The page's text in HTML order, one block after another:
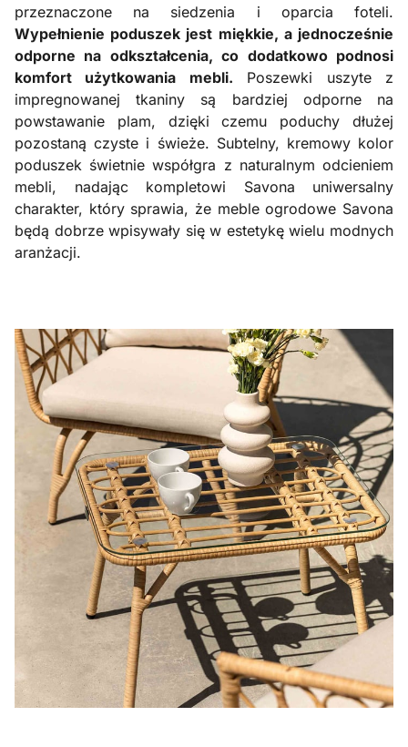
przeznaczone na siedzenia i oparcia foteli.
Wypełnienie poduszek jest miękkie, a jednocześnie
odporne na odkształcenia, co dodatkowo podnosi
komfort użytkowania mebli. Poszewki uszyte z
impregnowanej tkaniny są bardziej odporne na
powstawanie plam, dzięki czemu poduchy dłużej
pozostaną czyste i świeże. Subtelny, kremowy kolor
poduszek świetnie współgra z naturalnym odcieniem
mebli, nadając kompletowi Savona uniwersalny
charakter, który sprawia, że meble ogrodowe Savona
będą dobrze wpisywały się w estetykę wielu modnych
aranżacji.